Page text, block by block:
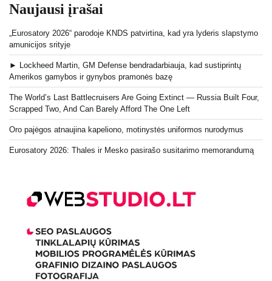
Naujausi įrašai
„Eurosatory 2026“ parodoje KNDS patvirtina, kad yra lyderis slapstymo
amunicijos srityje
► Lockheed Martin, GM Defense bendradarbiauja, kad sustiprintų
Amerikos gamybos ir gynybos pramonės bazę
The World’s Last Battlecruisers Are Going Extinct — Russia Built Four,
Scrapped Two, And Can Barely Afford The One Left
Oro pajėgos atnaujina kapeliono, motinystės uniformos nurodymus
Eurosatory 2026: Thales ir Mesko pasirašo susitarimo memorandumą